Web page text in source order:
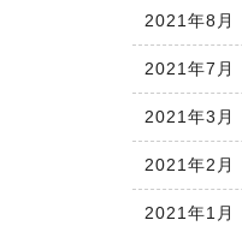
2021年8月
2021年7月
2021年3月
2021年2月
2021年1月